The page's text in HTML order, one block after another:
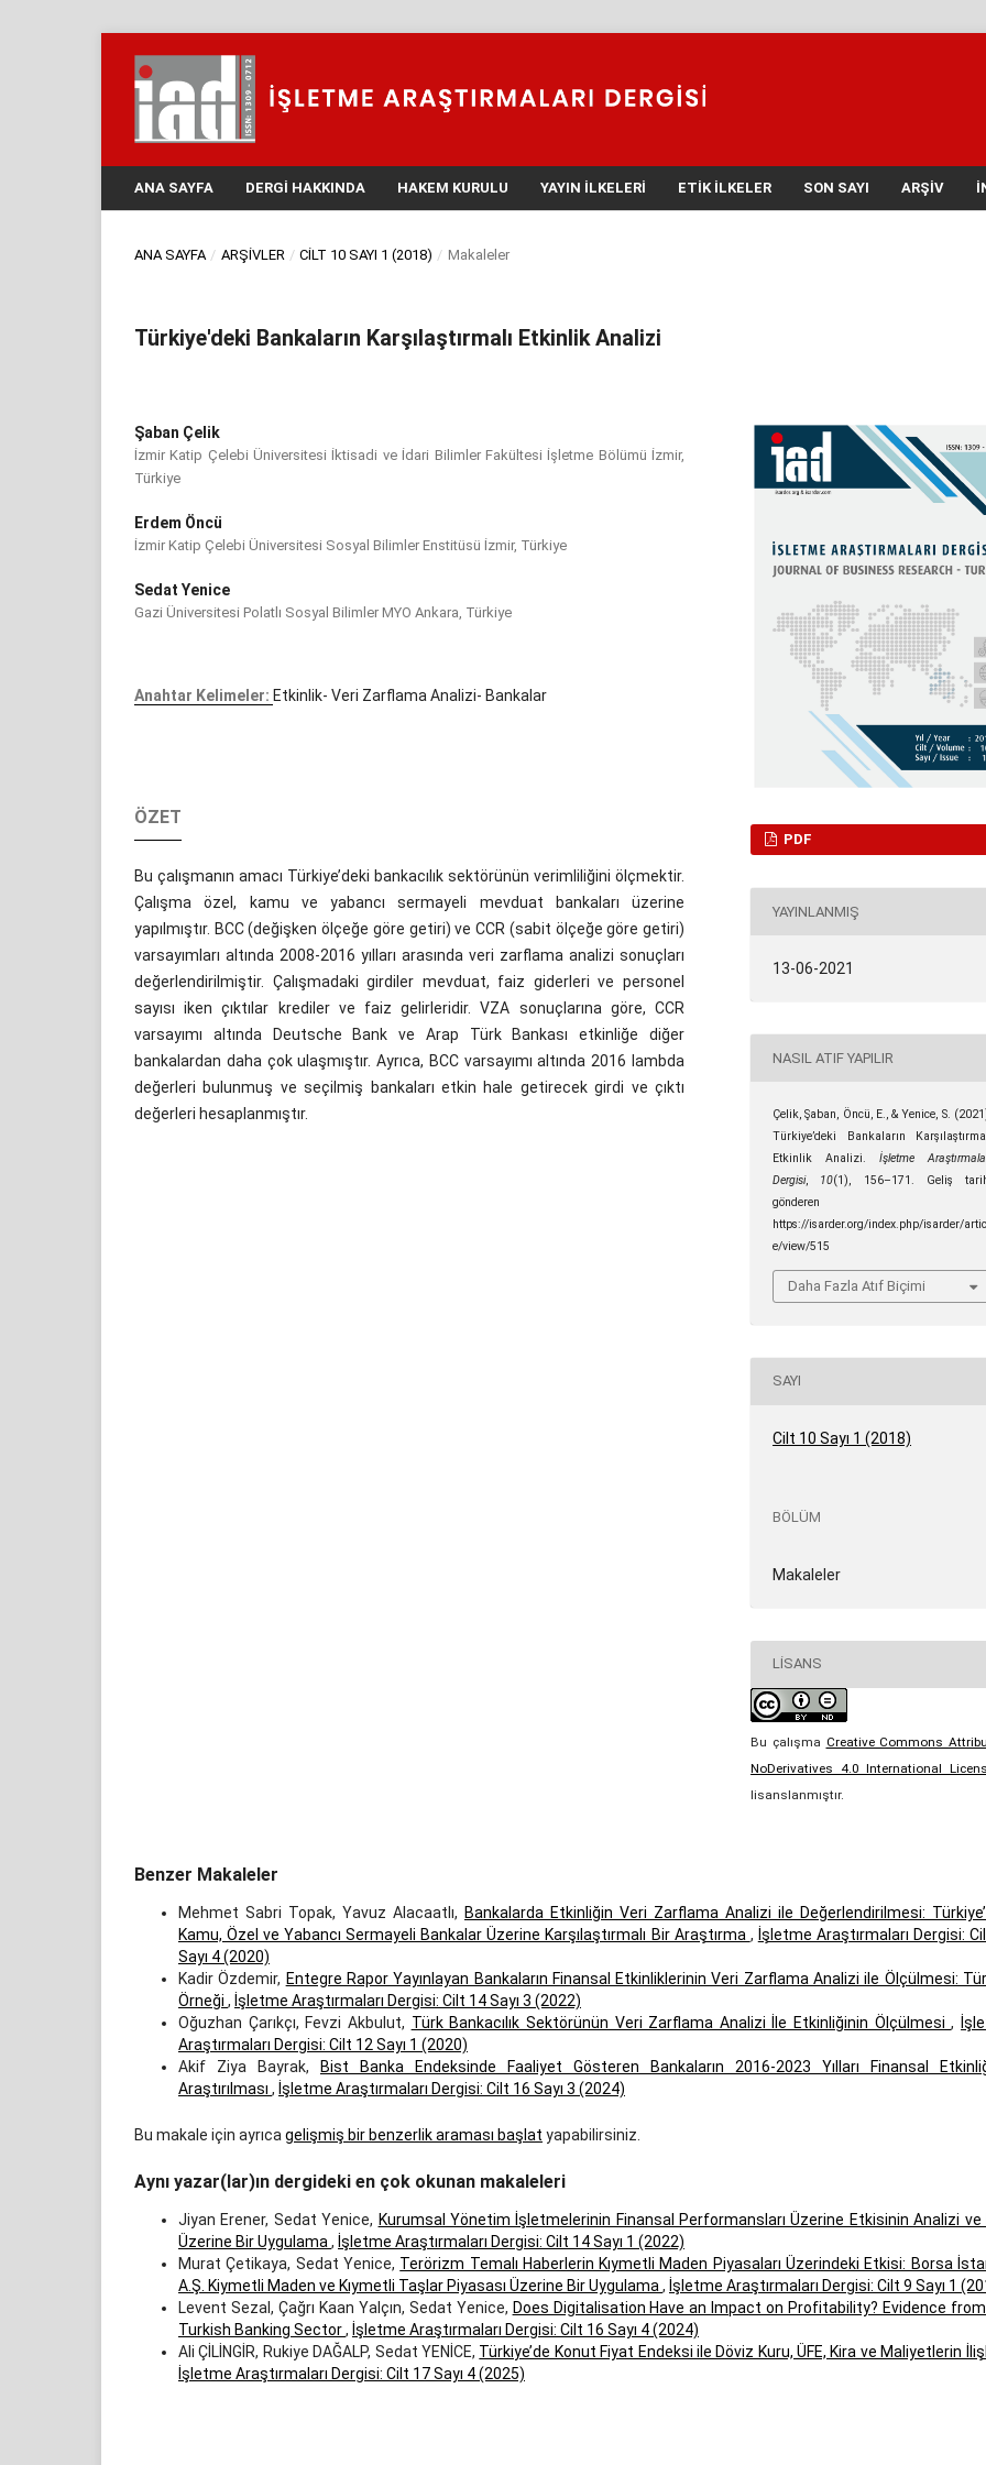
ANA SAYFA DERGI HAKKINDA HAKEM KURULU YAYIN İLKELERI ETIK İLKELER SON SAYI ARŞIV
ANA SAYFA / ARŞIVLER / CILT 10 SAYI 1 (2018) / Makaleler
Türkiye'deki Bankaların Karşılaştırmalı Etkinlik Analizi
Şaban Çelik
İzmir Katip Çelebi Üniversitesi İktisadi ve İdari Bilimler Fakültesi İşletme Bölümü İzmir,
Türkiye
Erdem Öncü
İzmir Katip Çelebi Üniversitesi Sosyal Bilimler Enstitüsü İzmir, Türkiye
Sedat Yenice
Gazi Üniversitesi Polatlı Sosyal Bilimler MYO Ankara, Türkiye
Anahtar Kelimeler: Etkinlik- Veri Zarflama Analizi- Bankalar
ÖZET
Bu çalışmanın amacı Türkiye’deki bankacılık sektörünün verimliliğini ölçmektir.
Çalışma özel, kamu ve yabancı sermayeli mevduat bankaları üzerine
yapılmıştır. BCC (değişken ölçeğe göre getiri) ve CCR (sabit ölçeğe göre getiri)
varsayımları altında 2008-2016 yılları arasında veri zarflama analizi sonuçları
değerlendirilmiştir. Çalışmadaki girdiler mevduat, faiz giderleri ve personel
sayısı iken çıktılar krediler ve faiz gelirleridir. VZA sonuçlarına göre, CCR
varsayımı altında Deutsche Bank ve Arap Türk Bankası etkinliğe diğer
bankalardan daha çok ulaşmıştır. Ayrıca, BCC varsayımı altında 2016 lambda
değerleri bulunmuş ve seçilmiş bankaları etkin hale getirecek girdi ve çıktı
değerleri hesaplanmıştır.
PDF
YAYINLANMIŞ
13-06-2021
NASIL ATIF YAPILIR
Çelik, Şaban, Öncü, E., & Yenice, S.
Türkiye’deki Bankaların
Etkinlik Analizi. İşletme
Dergisi, 10(1), 156–171. Geliş
gönderen
https://isarder.org/index.php/isarder/articl
e/view/515
Daha Fazla Atıf Biçimi
SAYI
Cilt 10 Sayı 1 (2018)
BÖLÜM
Makaleler
LISANS
Bu çalışma Creative Commons
NoDerivatives 4.0 International
lisanslanmıştır.
Benzer Makaleler
Mehmet Sabri Topak, Yavuz Alacaatlı, Bankalarda Etkinliğin Veri Zarflama Analizi ile Değerlendirilmesi:
Kamu, Özel ve Yabancı Sermayeli Bankalar Üzerine Karşılaştırmalı Bir Araştırma , İşletme Araştırmaları Dergisi:
Sayı 4 (2020)
Kadir Özdemir, Entegre Rapor Yayınlayan Bankaların Finansal Etkinliklerinin Veri Zarflama Analizi ile Ölçülmesi:
Örneği , İşletme Araştırmaları Dergisi: Cilt 14 Sayı 3 (2022)
Oğuzhan Çarıkçı, Fevzi Akbulut, Türk Bankacılık Sektörünün Veri Zarflama Analizi İle Etkinliğinin Ölçülmesi,
Araştırmaları Dergisi: Cilt 12 Sayı 1 (2020)
Akif Ziya Bayrak,
Bist Banka Endeksinde Faaliyet Gösteren Bankaların 2016-2023 Yılları Finansal
Araştırılması , İşletme Araştırmaları Dergisi: Cilt 16 Sayı 3 (2024)
Bu makale için ayrıca gelişmiş bir benzerlik araması başlat yapabilirsiniz.
Aynı yazar(lar)ın dergideki en çok okunan makaleleri
Jiyan Erener, Sedat Yenice, Kurumsal Yönetim İşletmelerinin Finansal Performansları Üzerine Etkisinin Analizi ve
Üzerine Bir Uygulama , İşletme Araştırmaları Dergisi: Cilt 14 Sayı 1 (2022)
Murat Çetikaya, Sedat Yenice, Terörizm Temalı Haberlerin Kıymetli Maden Piyasaları Üzerindeki Etkisi: Borsa
A.Ş. Kiymetli Maden ve Kıymetli Taşlar Piyasası Üzerine Bir Uygulama , İşletme Araştırmaları Dergisi: Cilt 9 Sayı 1
Levent Sezal, Çağrı Kaan Yalçın, Sedat Yenice, Does Digitalisation Have an Impact on Profitability? Evidence
Turkish Banking Sector, İşletme Araştırmaları Dergisi: Cilt 16 Sayı 4 (2024)
Ali ÇİLİNGİR, Rukiye DAĞALP, Sedat YENİCE, Türkiye’de Konut Fiyat Endeksi ile Döviz Kuru, ÜFE, Kira ve Maliyetlerin
İşletme Araştırmaları Dergisi: Cilt 17 Sayı 4 (2025)